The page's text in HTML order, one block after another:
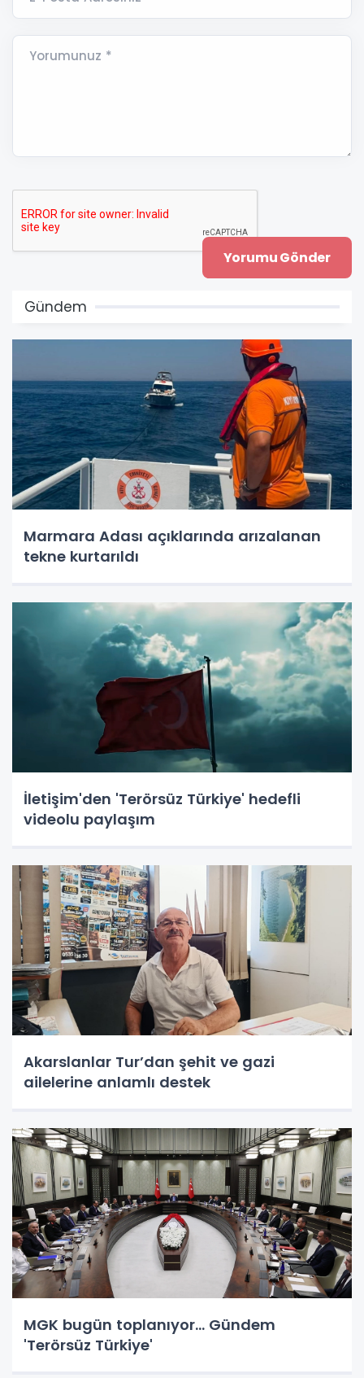
Yorumunuz *
Gündem
Marmara Adası açıklarında arızalanan
tekne kurtarıldı
İletişim'den 'Terörsüz Türkiye' hedefli
videolu paylaşım
Akarslanlar Tur’dan şehit ve gazi
ailelerine anlamlı destek
MGK bugün toplanıyor... Gündem
'Terörsüz Türkiye'